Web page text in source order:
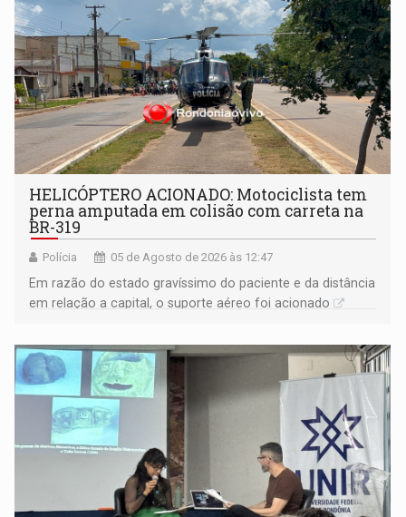
HELICÓPTERO ACIONADO: Motociclista tem
perna amputada em colisão com carreta na
BR-319
Polícia 05 de Agosto de 2026 às 12:47
Em razão do estado gravíssimo do paciente e da distância
em relação a capital, o suporte aéreo foi acionado